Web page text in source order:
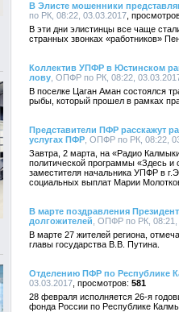
В Элисте мошенники
по РК, 08:22, 03.03.2017
В эти дни элистинцы все чаще
странных звонках «работников»
Коллектив УПФР в Юстинском
лову , ОПФР по РК, 08:22,
В поселке Цаган Аман состоялся
рыбы, который прошел в рамках
Представители ПФР расскажут
услугах ПФР , ОПФР по РК, 08:22,
Завтра, 2 марта, на «Радио
политической программы «Здесь
заместителя начальника УПФР в
социальных выплат Марии
В марте поздравления
долгожителей , ОПФР по РК, 08:21,
В марте 27 жителей региона,
главы государства В.В. Путина.
Отделению ПФР по Республике
03.03.2017
581
28 февраля исполняется 26-я
фонда России по Республике